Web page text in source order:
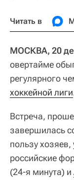
Читать в
МОСКВА, 20
овертайме
регулярного
хоккейной лиги
Встреча,
завершилась
пользу
российские
(24-я минута) и